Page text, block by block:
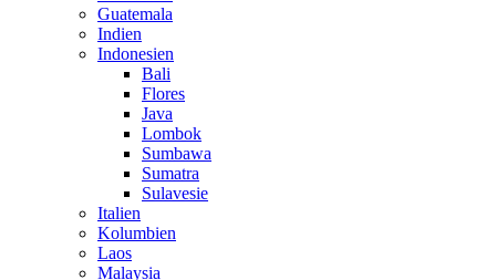
Guatemala
Indien
Indonesien
Bali
Flores
Java
Lombok
Sumbawa
Sumatra
Sulavesie
Italien
Kolumbien
Laos
Malaysia